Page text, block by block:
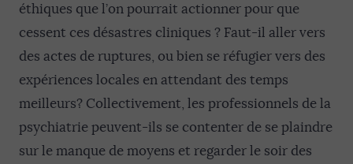
éthiques que l’on pourrait actionner pour que
cessent ces désastres cliniques ? Faut-il aller vers
des actes de ruptures, ou bien se réfugier vers des
expériences locales en attendant des temps
meilleurs? Collectivement, les professionnels de la
psychiatrie peuvent-ils se contenter de se plaindre
sur le manque de moyens et regarder le soir des